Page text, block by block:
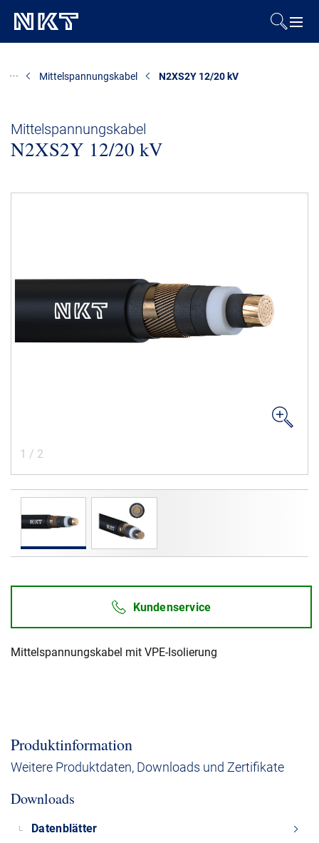
Downloads
Kontakt
Mittelspannungskabel N2XS2Y 12/20 kV
Mittelspannungskabel
N2XS2Y 12/20 kV
1 / 2
Kundenservice
Mittelspannungskabel mit VPE-Isolierung
Produktinformation
Weitere Produktdaten, Downloads und Zertifikate
Downloads
Datenblätter